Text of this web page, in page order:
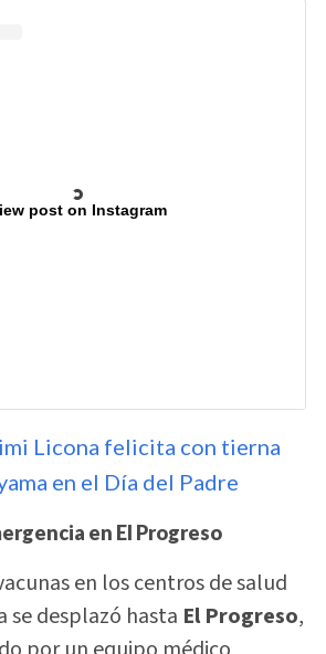
post on Instagram
Licona felicita con tierna
en el Día del Padre
en El Progreso
en los centros de salud
se desplazó hasta El Progreso,